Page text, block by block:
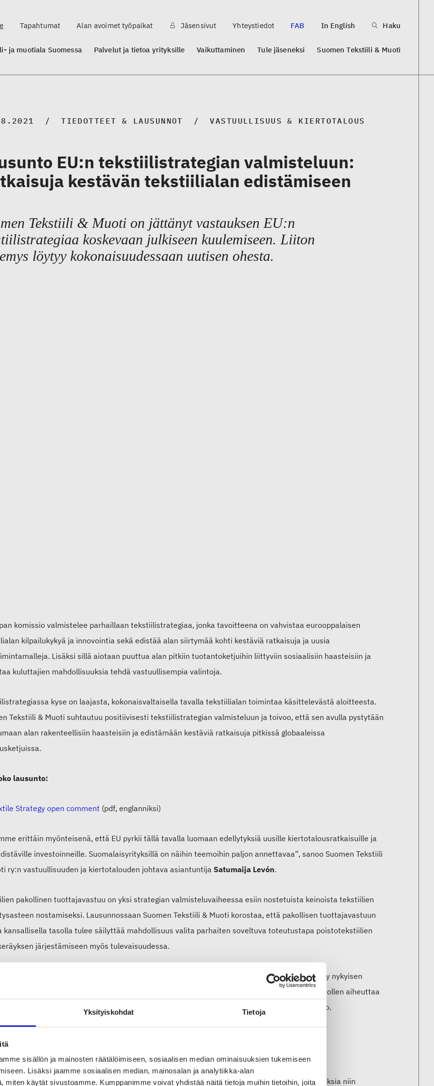
Yksityiskohdat Tietoja
sisällön ja mainosten räätälöimiseen, sosiaalisen median ominaisuuksien tukemiseen
Lisäksi jaamme sosiaalisen median, mainosalan ja analytiikka-alan
miten käytät sivustoamme. Kumppanimme voivat yhdistää näitä tietoja muihin tietoihin, joita
Tapahtumat Alan avoimet työpaikat Jäsensivut Yhteystiedot FAB In English Haku
ja muotiala Suomessa Palvelut ja tietoa yrityksille Vaikuttaminen Tule jäseneksi Suomen Tekstiili & Muoti
TIEDOTTEET & LAUSUNNOT VASTUULLISUUS & KIERTOTALOUS
EU:n tekstiilistrategian valmisteluun:
kestävän tekstiilialan edistämiseen
Tekstiili & Muoti on jättänyt vastauksen EU:n
koskevaan julkiseen kuulemiseen. Liiton
löytyy kokonaisuudessaan uutisen ohesta.
komissio valmistelee parhaillaan tekstiilistrategiaa, jonka tavoitteena on vahvistaa eurooppalaisen
kilpailukykyä ja innovointia sekä edistää alan siirtymää kohti kestäviä ratkaisuja ja uusia
Lisäksi sillä aiotaan puuttua alan pitkiin tuotantoketjuihin liittyviin sosiaalisiin haasteisiin ja
kuluttajien mahdollisuuksia tehdä vastuullisempia valintoja.
kyse on laajasta, kokonaisvaltaisella tavalla tekstiilialan toimintaa käsittelevästä aloitteesta.
Tekstiili & Muoti suhtautuu positiivisesti tekstiilistrategian valmisteluun ja toivoo, että sen avulla pystytään
alan rakenteellisiin haasteisiin ja edistämään kestäviä ratkaisuja pitkissä globaaleissa
lausunto:
Strategy open comment (pdf, englanniksi)
erittäin myönteisenä, että EU pyrkii tällä tavalla luomaan edellytyksiä uusille kiertotalousratkaisuille ja
investoinneille. Suomalaisyrityksillä on näihin teemoihin paljon annettavaa”, sanoo Suomen Tekstiili
ry:n vastuullisuuden ja kiertotalouden johtava asiantuntijaSatumaija Levón.
pakollinen tuottajavastuu on yksi strategian valmisteluvaiheessa esiin nostetuista keinoista tekstiilien
nostamiseksi. Lausunnossaan Suomen Tekstiili & Muoti korostaa, että pakollisen tuottajavastuun
kansallisella tasolla tulee säilyttää mahdollisuus valita parhaiten soveltuva toteutustapa poistotekstiilien
järjestämiseen myös tulevaisuudessa.
investointipäätöksiä poistotekstiilien käsittelyn ja kierrätyksen edistämiseksi on jo tehty nykyisen
perusteella. Pakollisen tuottajavastuun käyttöönotto tässä vaiheessa saattaisi näin ollen aiheuttaa
tappioita edelläkävijöille ja pysäyttää käynnissä olevan hyvän kehityksen”, Levón sanoo.
tarvitaan tukea ja investointeja
Tekstiili & Muoti uskoo, että vastuullisuus ja kiertotalous tarjoavat merkittäviä mahdollisuuksia niin